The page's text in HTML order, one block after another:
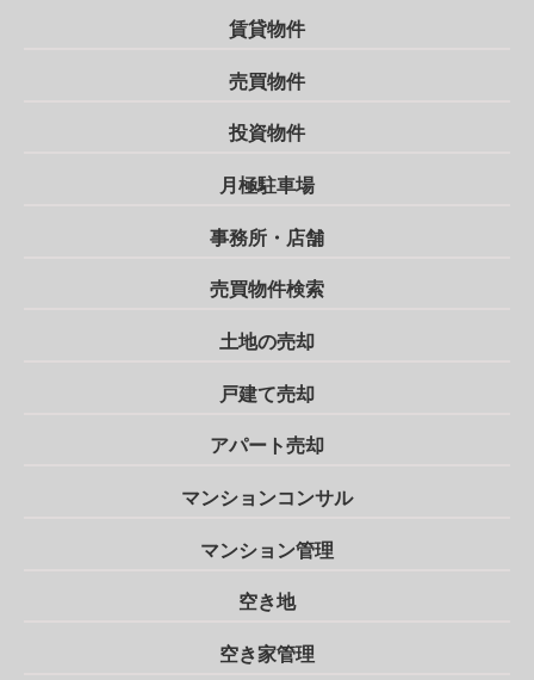
賃貸物件
売買物件
投資物件
月極駐車場
事務所・店舗
売買物件検索
土地の売却
戸建て売却
アパート売却
マンションコンサル
マンション管理
空き地
空き家管理